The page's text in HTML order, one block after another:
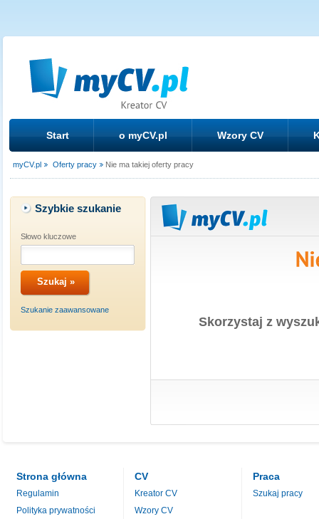
Start o myCV.pl Wzory CV
myCV.pl Oferty pracy Nie ma takiej oferty pracy
Szybkie szukanie
Słowo kluczowe
Szukanie zaawansowane
Skorzystaj z
Strona główna
Regulamin
Polityka prywatności
CV
Kreator CV
Wzory CV
Praca
Szukaj pracy